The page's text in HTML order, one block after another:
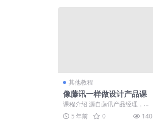
其他教程
像藤讯一样做设计产品课
课程介绍 源自藤讯产品经理，历
时三月，倾情作品。Harry老师
将从职业素养、产品...
5 年前 0 140